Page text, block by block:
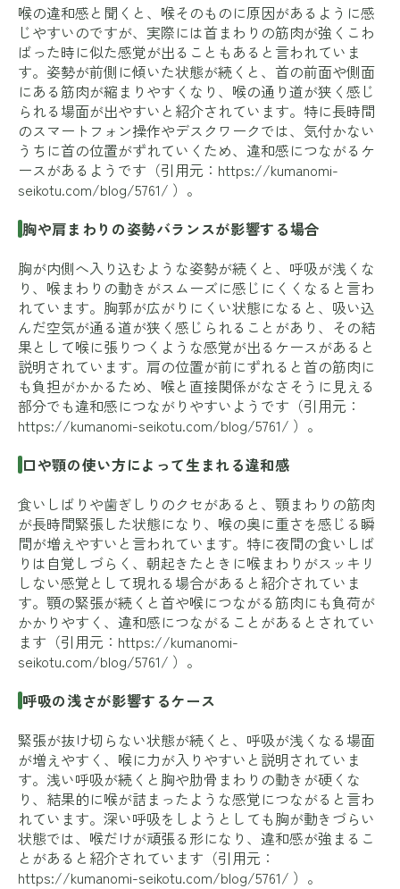
喉の違和感と聞くと、喉そのものに原因があるように感
じやすいのですが、実際には首まわりの筋肉が強くこわ
ばった時に似た感覚が出ることもあると言われていま
す。姿勢が前側に傾いた状態が続くと、首の前面や側面
にある筋肉が縮まりやすくなり、喉の通り道が狭く感じ
られる場面が出やすいと紹介されています。特に長時間
のスマートフォン操作やデスクワークでは、気付かない
うちに首の位置がずれていくため、違和感につながるケ
ースがあるようです（引用元： https://kumanomi-
seikotu.com/blog/5761/ ）。
胸や肩まわりの姿勢バランスが影響する場合
胸が内側へ入り込むような姿勢が続くと、呼吸が浅くな
り、喉まわりの動きがスムーズに感じにくくなると言わ
れています。胸郭が広がりにくい状態になると、吸い込
んだ空気が通る道が狭く感じられることがあり、その結
果として喉に張りつくような感覚が出るケースがあると
説明されています。肩の位置が前にずれると首の筋肉に
も負担がかかるため、喉と直接関係がなさそうに見える
部分でも違和感につながりやすいようです（引用元：
https://kumanomi-seikotu.com/blog/5761/ ）。
口や顎の使い方によって生まれる違和感
食いしばりや歯ぎしりのクセがあると、顎まわりの筋肉
が長時間緊張した状態になり、喉の奥に重さを感じる瞬
間が増えやすいと言われています。特に夜間の食いしば
りは自覚しづらく、朝起きたときに喉まわりがスッキリ
しない感覚として現れる場合があると紹介されていま
す。顎の緊張が続くと首や喉につながる筋肉にも負荷が
かかりやすく、違和感につながることがあるとされてい
ます（引用元： https://kumanomi-
seikotu.com/blog/5761/ ）。
呼吸の浅さが影響するケース
緊張が抜け切らない状態が続くと、呼吸が浅くなる場面
が増えやすく、喉に力が入りやすいと説明されていま
す。浅い呼吸が続くと胸や肋骨まわりの動きが硬くな
り、結果的に喉が詰まったような感覚につながると言わ
れています。深い呼吸をしようとしても胸が動きづらい
状態では、喉だけが頑張る形になり、違和感が強まるこ
とがあると紹介されています（引用元：
https://kumanomi-seikotu.com/blog/5761/ ）。